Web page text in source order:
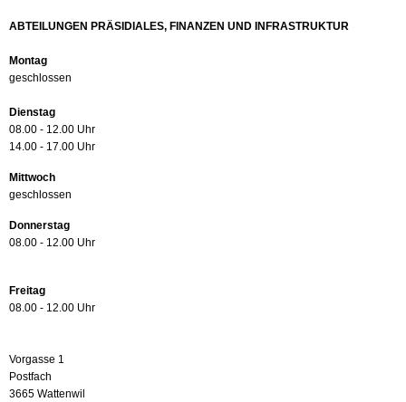
ABTEILUNGEN PRÄSIDIALES, FINANZEN UND INFRASTRUKTUR
Montag
geschlossen
Dienstag
08.00 - 12.00 Uhr
14.00 - 17.00 Uhr
Mittwoch
geschlossen
Donnerstag
08.00 - 12.00 Uhr
Freitag
08.00 - 12.00 Uhr
Vorgasse 1
Postfach
3665 Wattenwil